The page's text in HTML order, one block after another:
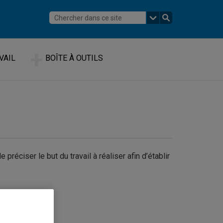
BOÎTE À OUTILS
le but du travail à réaliser afin d’établir